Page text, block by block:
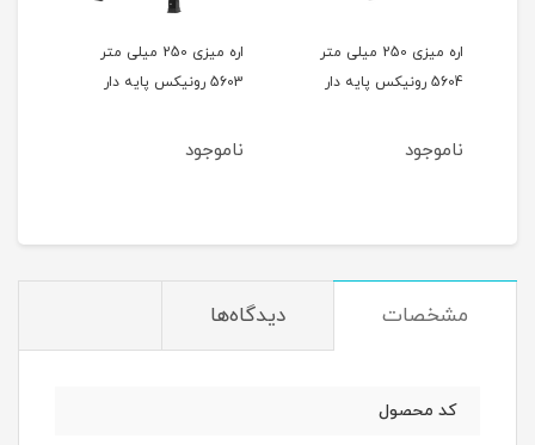
اره میزی 250 میلی متر
5604 رونیکس پایه دار
ناموجود
اره میزی 250 میلی متر
5603 رونیکس پایه دار
ناموجود
مشخصات دیدگاه‌ها
کد محصول